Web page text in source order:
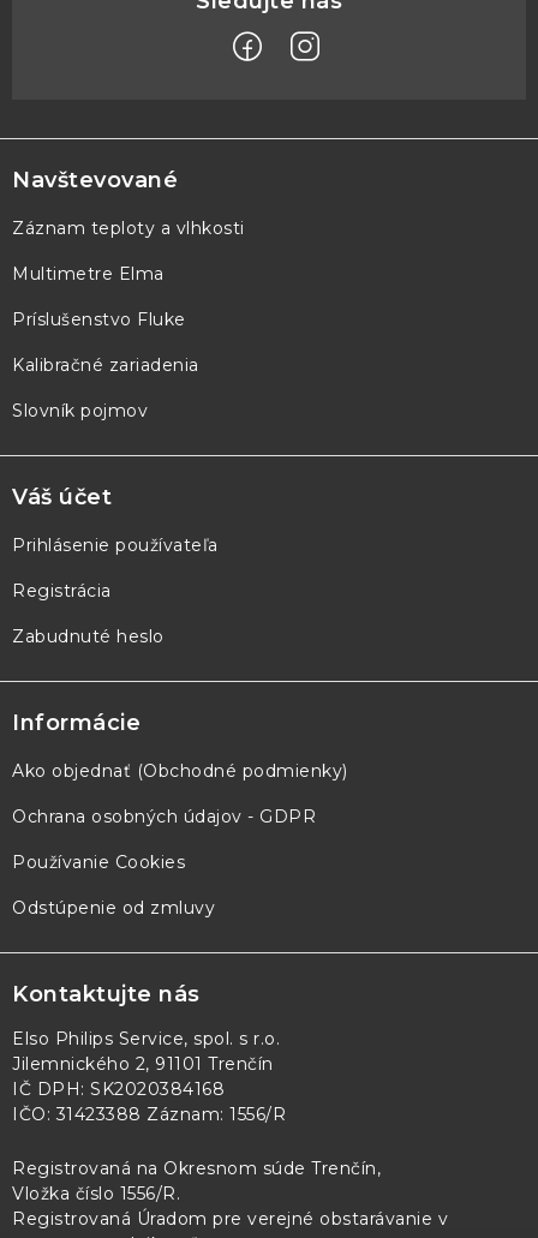
á
p
ä
e
Navštevované
Záznam teploty a vlhkosti
Multimetre Elma
Príslušenstvo Fluke
Kalibračné zariadenia
Slovník pojmov
Váš účet
Prihlásenie používateľa
Registrácia
Zabudnuté heslo
Informácie
Ako objednať (Obchodné podmienky)
Ochrana osobných údajov - GDPR
Používanie Cookies
Odstúpenie od zmluvy
Kontaktujte nás
Elso Philips Service, spol. s r.o.
Jilemnického 2, 91101 Trenčín
IČ DPH: SK2020384168
IČO: 31423388 Záznam: 1556/R
Registrovaná na Okresnom súde Trenčín,
Vložka číslo 1556/R.
Registrovaná Úradom pre verejné obstarávanie v